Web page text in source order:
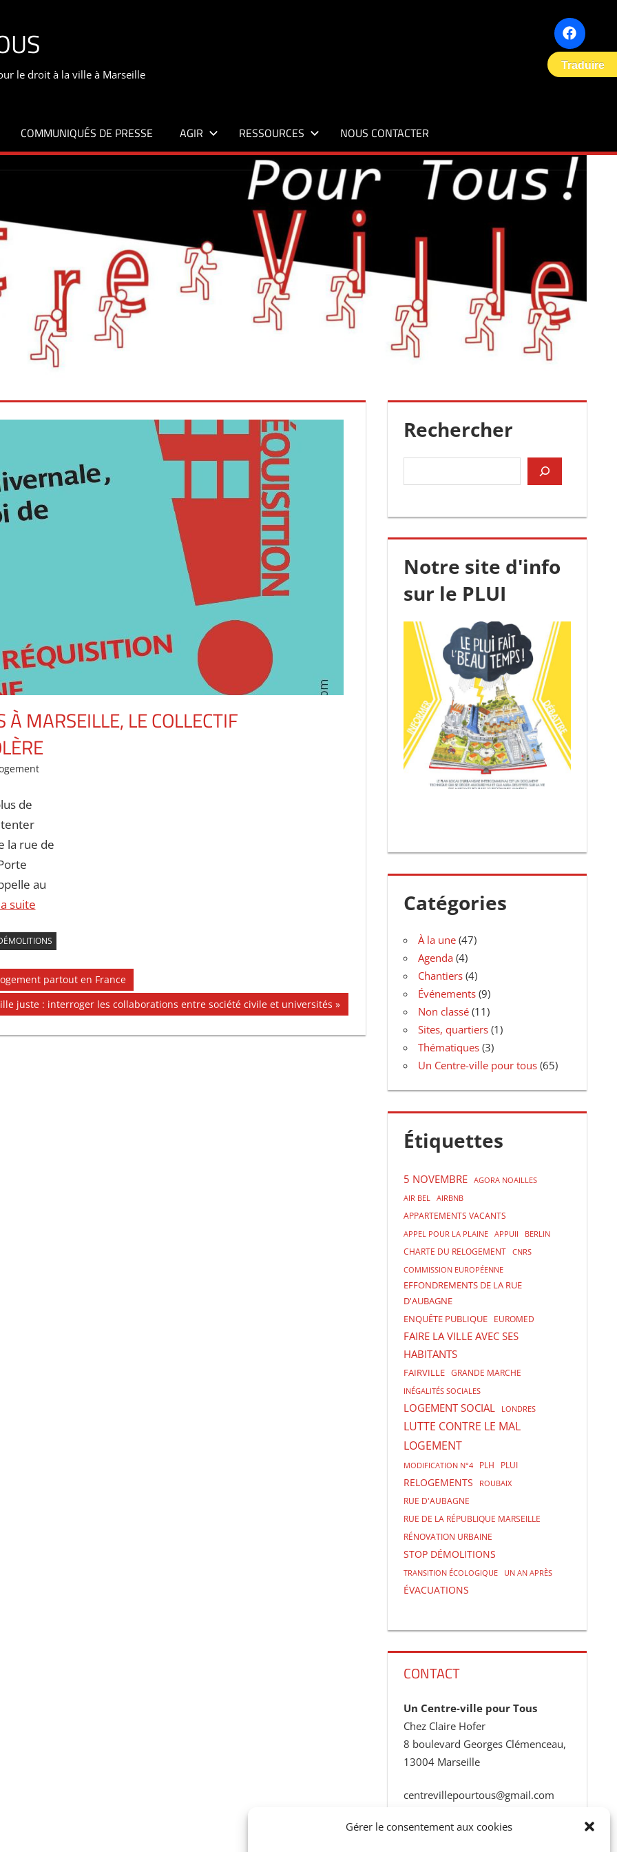
Gérer le consentement aux cookies
le droit à la ville à Marseille
Facebook
COMMUNIQUÉS DE PRESSE AGIR RESSOURCES NOUS CONTACTER
MARSEILLE, LE COLLECTIF
de
la rue de
au
suite
partout en France
juste : interroger les collaborations entre société civile et universités
Rechercher
Notre site d'info
sur le PLUI
Catégories
À la une (47)
Agenda (4)
Chantiers (4)
Événements (9)
Non classé (11)
Sites, quartiers (1)
Thématiques (3)
Un Centre-ville pour tous (65)
Étiquettes
5 NOVEMBRE
AGORA NOAILLES
AIR BEL
AIRBNB
APPARTEMENTS VACANTS
APPEL POUR LA PLAINE APPUII BERLIN
CHARTE DU RELOGEMENT
CNRS
COMMISSION EUROPÉENNE
EFFONDREMENTS DE LA RUE
D'AUBAGNE
ENQUÊTE PUBLIQUE
EUROMED
FAIRE LA VILLE AVEC SES
HABITANTS
FAIRVILLE GRANDE MARCHE
INÉGALITÉS SOCIALES
LOGEMENT SOCIAL LONDRES
LUTTE CONTRE LE MAL
LOGEMENT
MODIFICATION N°4 PLH PLUI
RELOGEMENTS ROUBAIX
RUE D'AUBAGNE
RUE DE LA RÉPUBLIQUE MARSEILLE
RÉNOVATION URBAINE
STOP DÉMOLITIONS
TRANSITION ÉCOLOGIQUE UN AN APRÈS
ÉVACUATIONS
CONTACT
Un Centre-ville pour Tous
Chez Claire Hofer
8 boulevard Georges Clémenceau,
13004 Marseille
centrevillepourtous@gmail.com
Traduire